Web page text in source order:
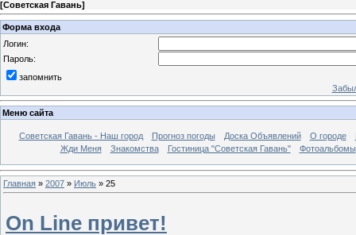
[Советская Гавань]
Форма входа
Логин:
Пароль:
запомнить
Меню сайта
Советская Гавань - Наш город Прогноз погоды Доска Объявлений О городе
Жди Меня
Знакомства Гостиница "Советская Гавань" Фотоальбомы
Главная » 2007 » Июль » 25
On Line привет!